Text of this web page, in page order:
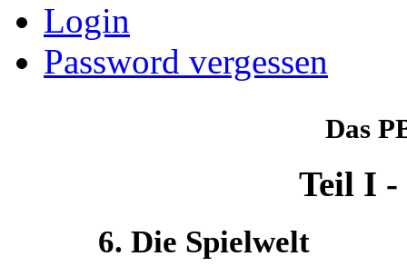
Login
Password vergessen
Das
Teil I -
6. Die Spielwelt